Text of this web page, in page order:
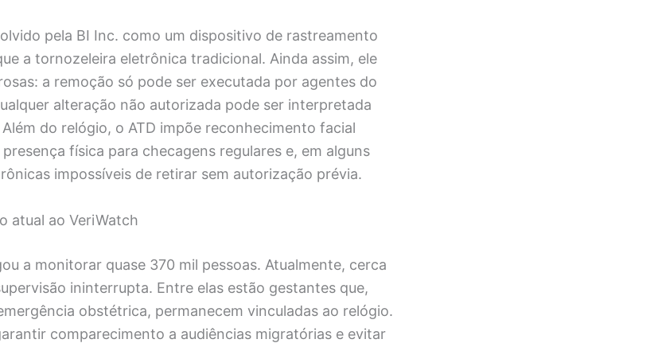
pela BI Inc. como um dispositivo de rastreamento
a tornozeleira eletrônica tradicional. Ainda assim, ele
a remoção só pode ser executada por agentes do
alteração não autorizada pode ser interpretada
do relógio, o ATD impõe reconhecimento facial
física para checagens regulares e, em alguns
impossíveis de retirar sem autorização prévia.
atual ao VeriWatch
a monitorar quase 370 mil pessoas. Atualmente, cerca
ininterrupta. Entre elas estão gestantes que,
obstétrica, permanecem vinculadas ao relógio.
comparecimento a audiências migratórias e evitar